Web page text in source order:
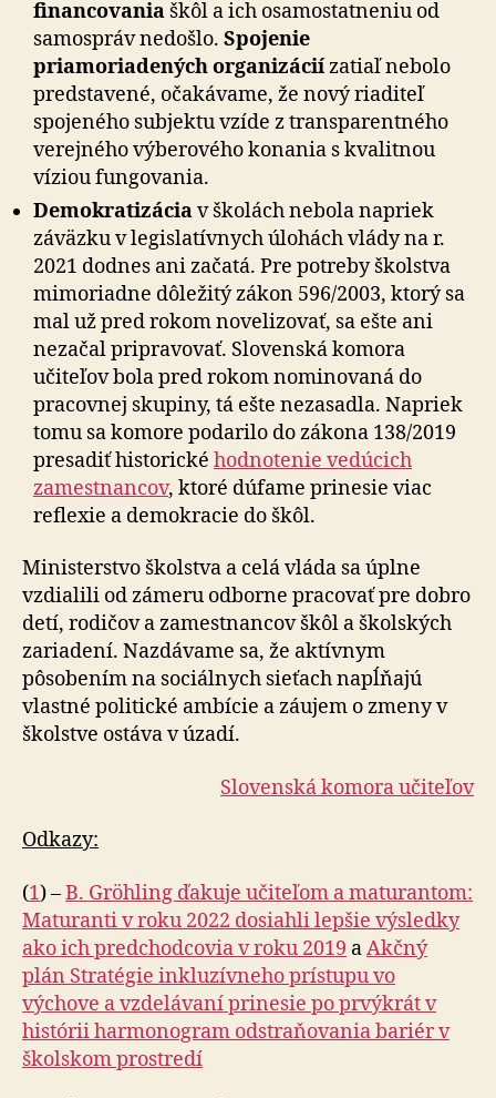
financovania škôl a ich osamostatneniu od
samospráv nedošlo. Spojenie
priamoriadených organizáciízatiaľ nebolo
predstavené, očakávame, že nový riaditeľ
spojeného subjektu vzíde z transparentného
verejného výberového konania s kvalitnou
víziou fungovania.
Demokratizáciav školách nebola napriek
záväzku v legislatívnych úlohách vlády na r.
2021 dodnes ani začatá. Pre potreby školstva
mimoriadne dôležitý zákon 596/2003, ktorý sa
mal už pred rokom novelizovať, sa ešte ani
nezačal pripravovať. Slovenská komora
učiteľov bola pred rokom nominovaná do
pracovnej skupiny, tá ešte nezasadla. Napriek
tomu sa komore podarilo do zákona 138/2019
presadiť historické hodnotenie vedúcich
zamestnancov, ktoré dúfame prinesie viac
reflexie a demokracie do škôl.
Ministerstvo školstva a celá vláda sa úplne
vzdialili od zámeru odborne pracovať pre dobro
detí, rodičov a zamestnancov škôl a školských
zariadení. Nazdávame sa, že aktívnym
pôsobením na sociálnych sieťach napĺňajú
vlastné politické ambície a záujem o zmeny v
školstve ostáva v úzadí.
Slovenská komora učiteľov
Odkazy:
(1) –B. Gröhling ďakuje učiteľom a maturantom:
Maturanti v roku 2022 dosiahli lepšie výsledky
ako ich predchodcovia v roku 2019 aAkčný
plán Stratégie inkluzívneho prístupu vo
výchove a vzdelávaní prinesie po prvýkrát v
histórii harmonogram odstraňovania bariér v
školskom prostredí